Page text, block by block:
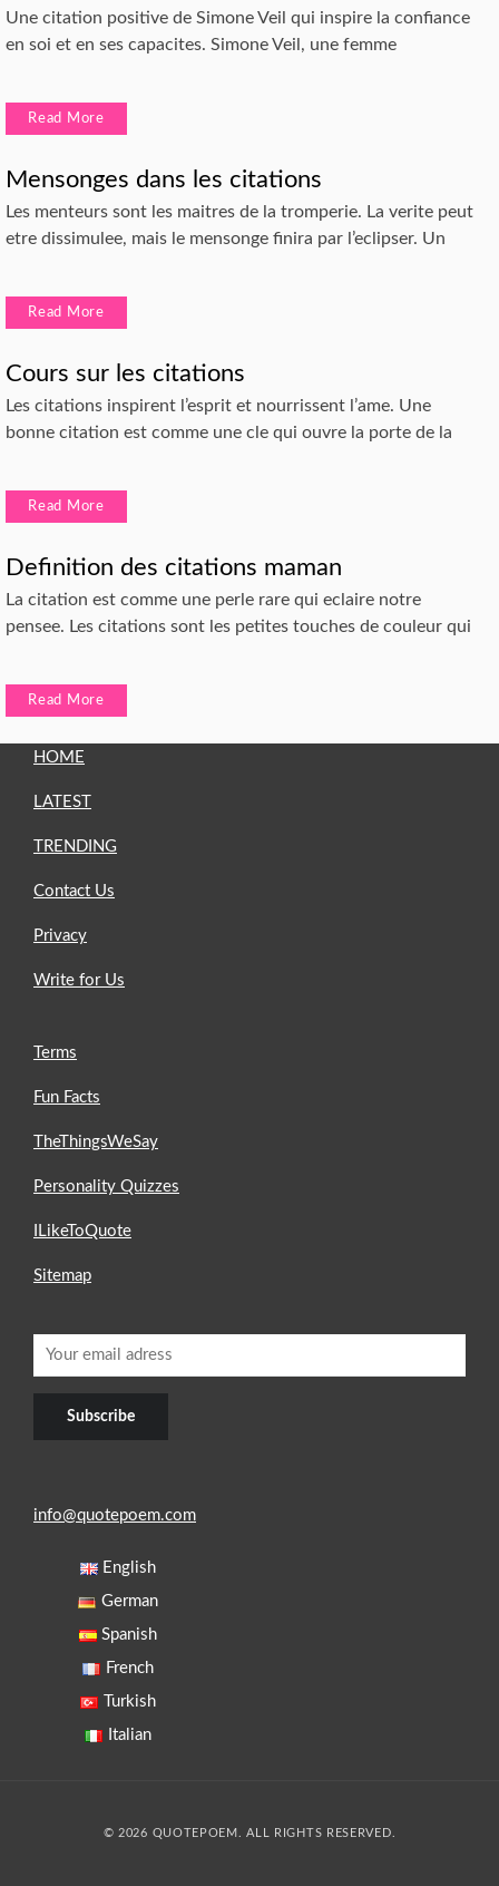
Une citation positive de Simone Veil qui inspire la confiance
en soi et en ses capacites. Simone Veil, une femme
Read More
Mensonges dans les citations
Les menteurs sont les maitres de la tromperie. La verite peut
etre dissimulee, mais le mensonge finira par l’eclipser. Un
Read More
Cours sur les citations
Les citations inspirent l’esprit et nourrissent l’ame. Une
bonne citation est comme une cle qui ouvre la porte de la
Read More
Definition des citations maman
La citation est comme une perle rare qui eclaire notre
pensee. Les citations sont les petites touches de couleur qui
Read More
HOME
LATEST
TRENDING
Contact Us
Privacy
Write for Us
Terms
Fun Facts
TheThingsWeSay
Personality Quizzes
ILikeToQuote
Sitemap
info@quotepoem.com
English
German
Spanish
French
Turkish
Italian
© 2026 QUOTEPOEM. ALL RIGHTS RESERVED.